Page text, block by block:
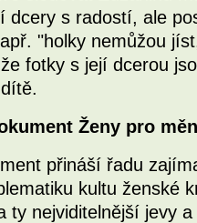
dcery s radostí, ale
"holky nemůžou
fotky s její dcerou
Ženy pro
přináší řadu
kultu ženské
ty nejviditelnější jevy